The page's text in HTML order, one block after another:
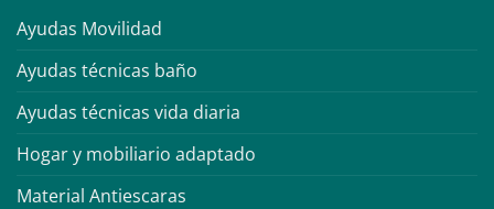
Ayudas Movilidad
Ayudas técnicas baño
Ayudas técnicas vida diaria
Hogar y mobiliario adaptado
Material Antiescaras